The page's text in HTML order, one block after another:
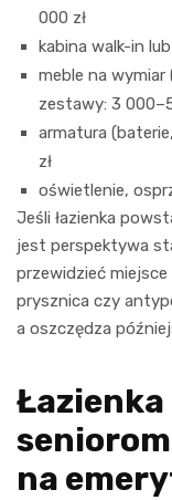
000 zł
kabina walk-in
meble na
zestawy: 3
armatura
zł
oświetlenie,
Jeśli łazienka
jest perspektywa
przewidzieć
prysznica czy
a oszczędza
na